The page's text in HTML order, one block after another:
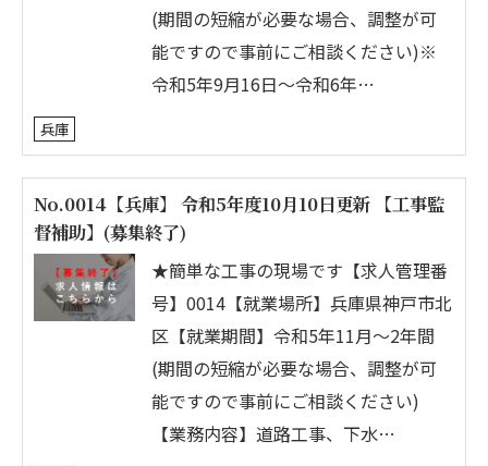
(期間の短縮が必要な場合、調整が可
能ですので事前にご相談ください)※
令和5年9月16日～令和6年…
兵庫
No.0014【兵庫】 令和5年度10月10日更新 【工事監
督補助】(募集終了)
★簡単な工事の現場です【求人管理番
号】0014【就業場所】兵庫県神戸市北
区【就業期間】令和5年11月～2年間
(期間の短縮が必要な場合、調整が可
能ですので事前にご相談ください)
【業務内容】道路工事、下水…